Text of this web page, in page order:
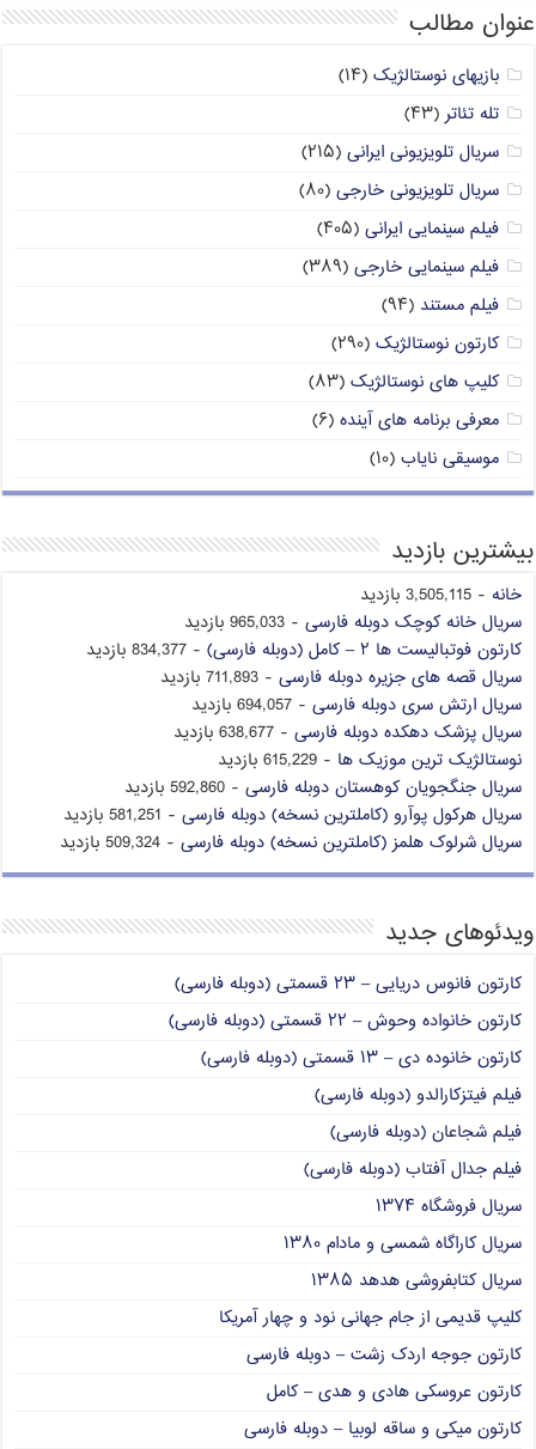
عنوان مطالب
بازیهای نوستالژیک (۱۴)
تله تئاتر (۴۳)
سریال تلویزیونی ایرانی (۲۱۵)
سریال تلویزیونی خارجی (۸۰)
فیلم سینمایی ایرانی (۴۰۵)
فیلم سینمایی خارجی (۳۸۹)
فیلم مستند (۹۴)
کارتون نوستالژیک (۲۹۰)
کلیپ های نوستالژیک (۸۳)
معرفی برنامه های آینده (۶)
موسیقی نایاب (۱۰)
بیشترین بازدید
خانه - 3,505,115 بازدید
سریال خانه کوچک دوبله فارسی - 965,033 بازدید
کارتون فوتبالیست ها ۲ – کامل (دوبله فارسی)
- 834,377 بازدید
سریال قصه های جزیره دوبله فارسی - 711,893 بازدید
سریال ارتش سری دوبله فارسی - 694,057 بازدید
سریال پزشک دهکده دوبله فارسی - 638,677 بازدید
نوستالژیک ترین موزیک ها - 615,229 بازدید
سریال جنگجویان کوهستان دوبله فارسی - 592,860 بازدید
سریال هرکول پوآرو (کاملترین نسخه) دوبله فارسی - 581,251 بازدید
سریال شرلوک هلمز (کاملترین نسخه) دوبله فارسی - 509,324 بازدید
ویدئوهای جدید
کارتون فانوس دریایی – ۲۳ قسمتی (دوبله فارسی)
کارتون خانواده وحوش – ۲۲ قسمتی (دوبله فارسی)
کارتون خانوده دی – ۱۳ قسمتی (دوبله فارسی)
فیلم فیتزکارالدو (دوبله فارسی)
فیلم شجاعان (دوبله فارسی)
فیلم جدال آفتاب (دوبله فارسی)
سریال فروشگاه ۱۳۷۴
سریال کاراگاه شمسی و مادام ۱۳۸۰
سریال کتابفروشی هدهد ۱۳۸۵
کلیپ قدیمی از جام جهانی نود و چهار آمریکا
کارتون جوجه اردک زشت – دوبله فارسی
کارتون عروسکی هادی و هدی – کامل
کارتون میکی و ساقه لوبیا – دوبله فارسی